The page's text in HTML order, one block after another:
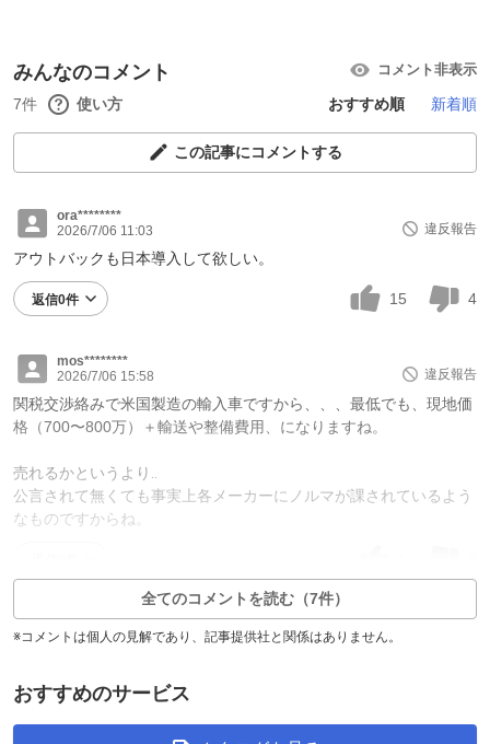
みんなのコメント コメント非表示
7件 使い方 おすすめ順 新着順
この記事にコメントする
ora********
2026/7/06 11:03
違反報告
アウトバックも日本導入して欲しい。
返信0件 15 4
mos********
2026/7/06 15:58
違反報告
関税交渉絡みで米国製造の輸入車ですから、、、最低でも、現地価
格（700〜800万）＋輸送や整備費用、になりますね。
売れるかというより‥
公言されて無くても事実上各メーカーにノルマが課されているよう
なものですからね。
全てのコメントを読む（7件）
※コメントは個人の見解であり、記事提供社と関係はありません。
おすすめのサービス